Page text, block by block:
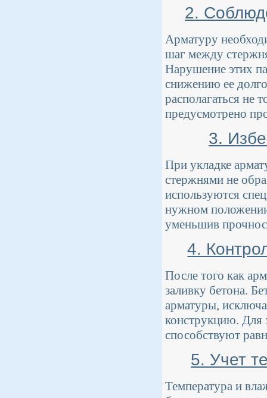
2.
Арматуру
шаг между
Нарушение этих
снижению ее
располагаться не
предусмотрено
3.
При укладке
стержнями не
используются
нужном
уменьшив
4.
После того как
заливку бетона.
арматуры,
конструкцию. Для
способствуют
5. Учет
Температура и